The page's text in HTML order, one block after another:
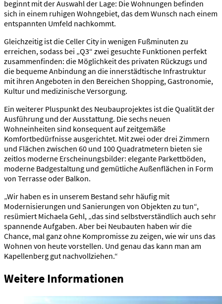
beginnt mit der Auswahl der Lage: Die Wohnungen befinden
sich in einem ruhigen Wohngebiet, das dem Wunsch nach einem
entspannten Umfeld nachkommt.
Gleichzeitig ist die Celler City in wenigen Fußminuten zu
erreichen, sodass bei „Q3“ zwei gesuchte Funktionen perfekt
zusammenfinden: die Möglichkeit des privaten Rückzugs und
die bequeme Anbindung an die innerstädtische Infrastruktur
mit ihren Angeboten in den Bereichen Shopping, Gastronomie,
Kultur und medizinische Versorgung.
Ein weiterer Pluspunkt des Neubauprojektes ist die Qualität der
Ausführung und der Ausstattung. Die sechs neuen
Wohneinheiten sind konsequent auf zeitgemäße
Komfortbedürfnisse ausgerichtet. Mit zwei oder drei Zimmern
und Flächen zwischen 60 und 100 Quadratmetern bieten sie
zeitlos moderne Erscheinungsbilder: elegante Parkettböden,
moderne Badgestaltung und gemütliche Außenflächen in Form
von Terrasse oder Balkon.
„Wir haben es in unserem Bestand sehr häufig mit
Modernisierungen und Sanierungen von Objekten zu tun“,
resümiert Michaela Gehl, „das sind selbstverständlich auch sehr
spannende Aufgaben. Aber bei Neubauten haben wir die
Chance, mal ganz ohne Kompromisse zu zeigen, wie wir uns das
Wohnen von heute vorstellen. Und genau das kann man am
Kapellenberg gut nachvollziehen.“
Weitere Informationen